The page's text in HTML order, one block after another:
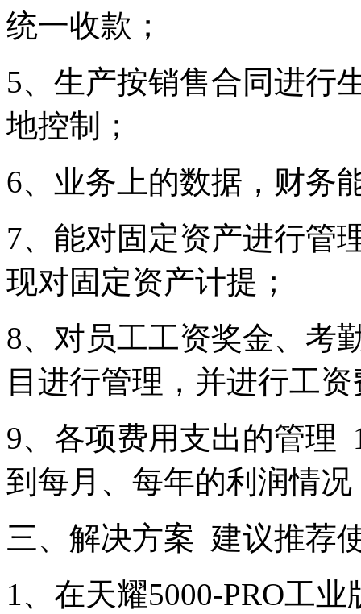
统一收款；
5、生产按销售合同进行
地控制；
6、业务上的数据，财务
7、能对固定资产进行管
现对固定资产计提；
8、对员工工资奖金、考
目进行管理，并进行工
9、各项费用支出的管理
到每月、每年的利润情
三、解决方案 建议推荐
1、在天耀5000-PRO工